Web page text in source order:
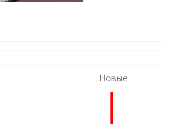
Новые